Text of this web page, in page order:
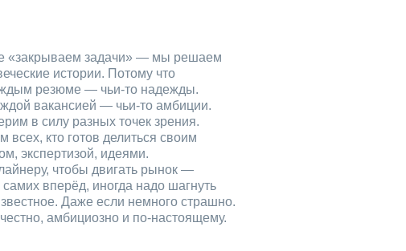
«закрываем задачи» — мы решаем
истории. Потому что
резюме — чьи‑то надежды.
вакансией — чьи‑то амбиции.
в силу разных точек зрения.
всех, кто готов делиться своим
экспертизой, идеями.
чтобы двигать рынок —
самих вперёд, иногда надо шагнуть
Даже если немного страшно.
амбициозно и по‑настоящему.